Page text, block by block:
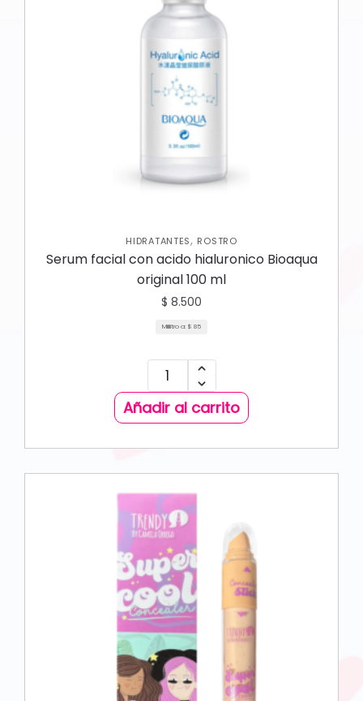
HIDRATANTES, ROSTRO
Serum facial con acido hialuronico Bioaqua
original 100 ml
$ 8.500
Mililitro a: $ 85
Añadir al carrito